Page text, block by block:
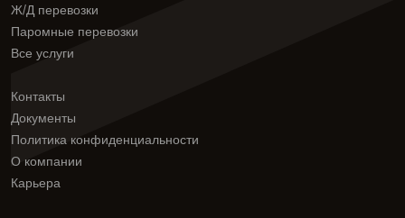
Ж/Д перевозки
Паромные перевозки
Все услуги
Контакты
Документы
Политика конфиденциальности
О компании
Карьера